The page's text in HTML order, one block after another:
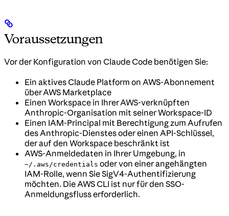
Voraussetzungen
Vor der Konfiguration von Claude Code benötigen Sie:
Ein aktives Claude Platform on AWS-Abonnement
über AWS Marketplace
Einen Workspace in Ihrer AWS-verknüpften
Anthropic-Organisation mit seiner Workspace-ID
Einen IAM-Principal mit Berechtigung zum Aufrufen
des Anthropic-Dienstes oder einen API-Schlüssel,
der auf den Workspace beschränkt ist
AWS-Anmeldedaten in Ihrer Umgebung, in
~/.aws/credentials oder von einer angehängten
IAM-Rolle, wenn Sie SigV4-Authentifizierung
möchten. Die AWS CLI ist nur für den SSO-
Anmeldungsfluss erforderlich.